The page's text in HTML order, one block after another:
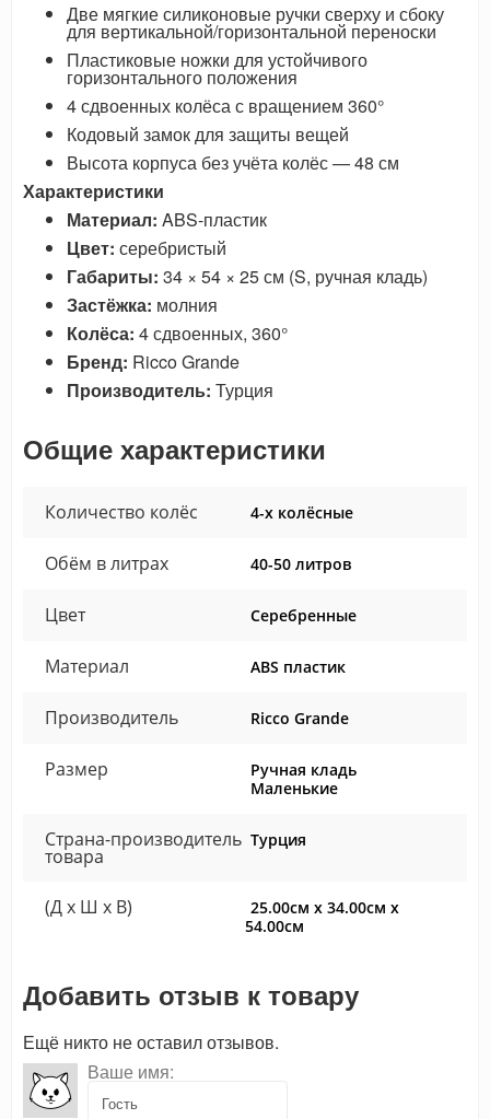
Две мягкие силиконовые ручки сверху и сбоку
для вертикальной/горизонтальной переноски
Пластиковые ножки для устойчивого
горизонтального положения
4 сдвоенных колёса с вращением 360°
Кодовый замок для защиты вещей
Высота корпуса без учёта колёс — 48 см
Характеристики
Материал: ABS-пластик
Цвет: серебристый
Габариты: 34 × 54 × 25 см (S, ручная кладь)
Застёжка: молния
Колёса: 4 сдвоенных, 360°
Бренд: Ricco Grande
Производитель: Турция
Общие характеристики
Количество колёс 4-х колёсные
Обём в литрах 40-50 литров
Цвет Серебренные
Материал ABS пластик
Производитель Ricco Grande
Размер
Ручная кладь
Маленькие
Страна-производитель
товара
Турция
(Д x Ш x В)
25.00см x 34.00см x
54.00см
Добавить отзыв к товару
Ещё никто не оставил отзывов.
Ваше имя: